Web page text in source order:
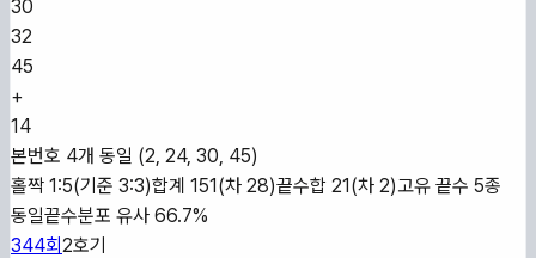
30
32
45
+
14
본번호 4개 동일 (2, 24, 30, 45)
홀짝 1:5(기준 3:3)합계 151(차 28)끝수합 21(차 2)고유 끝수 5종
동일끝수분포 유사 66.7%
344회2호기